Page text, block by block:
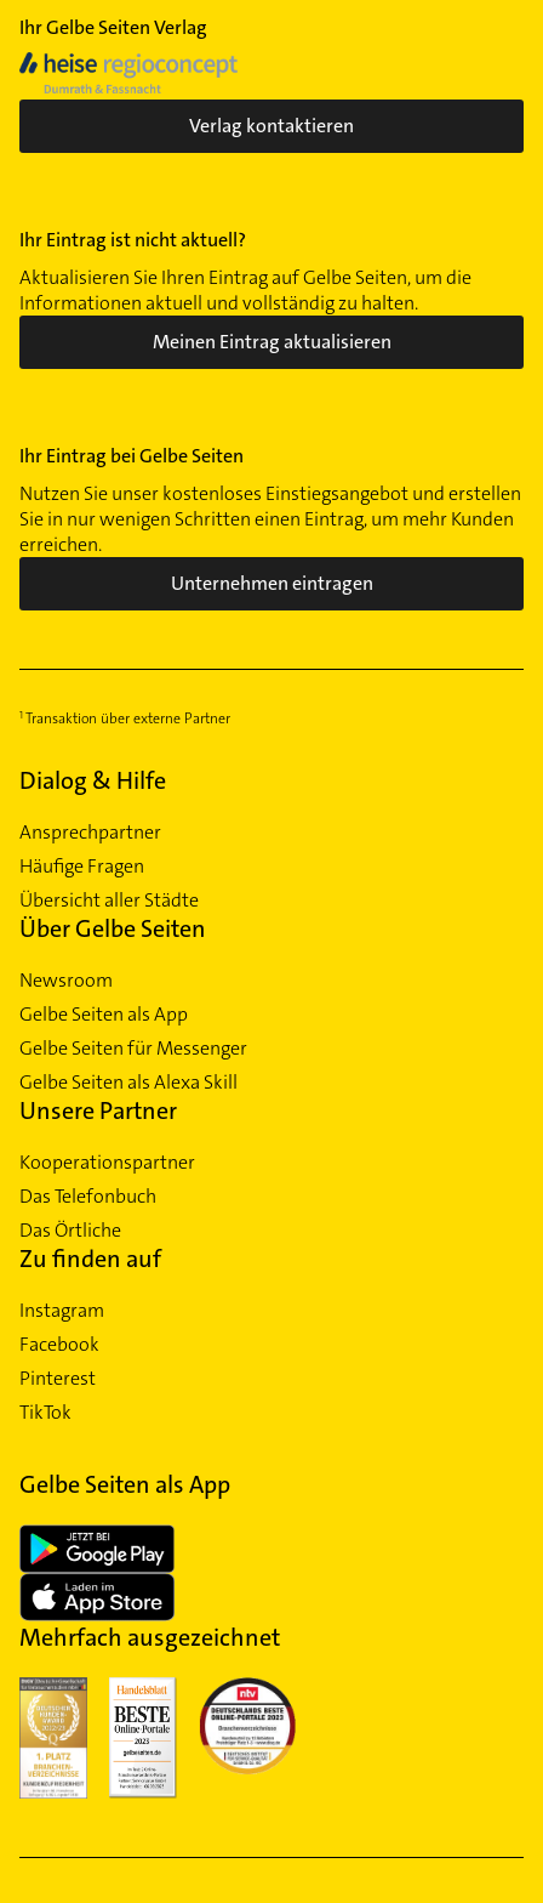
Ihr Gelbe Seiten Verlag
Verlag kontaktieren
Ihr Eintrag ist nicht aktuell?
Aktualisieren Sie Ihren Eintrag auf Gelbe Seiten, um die
Informationen aktuell und vollständig zu halten.
Meinen Eintrag aktualisieren
Ihr Eintrag bei Gelbe Seiten
Nutzen Sie unser kostenloses Einstiegsangebot und erstellen
Sie in nur wenigen Schritten einen Eintrag, um mehr Kunden
erreichen.
Unternehmen eintragen
Transaktion über externe Partner
Dialog & Hilfe
Ansprechpartner
Häufige Fragen
Übersicht aller Städte
Über Gelbe Seiten
Newsroom
Gelbe Seiten als App
Gelbe Seiten für Messenger
Gelbe Seiten als Alexa Skill
Unsere Partner
Kooperationspartner
Das Telefonbuch
Das Örtliche
Zu finden auf
Instagram
Facebook
Pinterest
TikTok
Gelbe Seiten als App
Mehrfach ausgezeichnet